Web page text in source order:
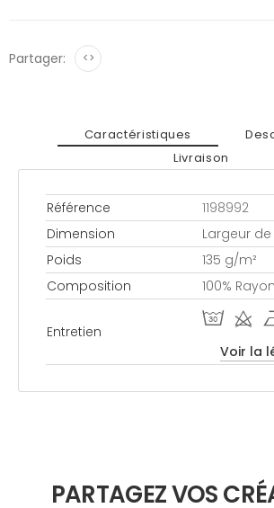
Partager: <>
Caractéristiques
Livraison
Référence
1198992
Dimension
Largeur de
Poids
135 g/m²
Composition
100%
Entretien
T d
Voir la
PARTAGEZ VOS